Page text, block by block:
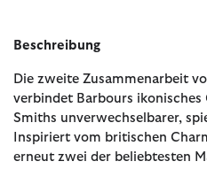
Beschreibung
Die zweite Zusammenarbeit
verbindet Barbours ikonisches
Smiths unverwechselbarer,
Inspiriert vom britischen
erneut zwei der beliebtesten